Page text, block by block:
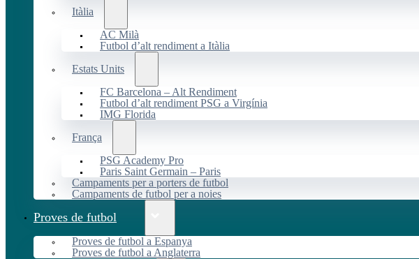
Itàlia
AC Milà
Futbol d’alt rendiment a Itàlia
Estats Units
FC Barcelona – Alt Rendiment
Futbol d’alt rendiment PSG a Virgínia
IMG Florida
França
PSG Academy Pro
Paris Saint Germain – Paris
Campaments per a porters de futbol
Campaments de futbol per a noies
Proves de futbol
Proves de futbol a Espanya
Proves de futbol a Anglaterra